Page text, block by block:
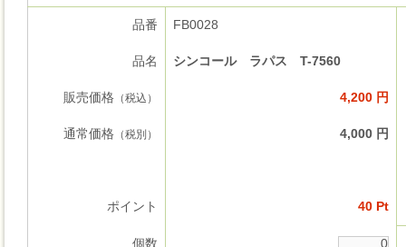
品番 FB0028
品名 シンコール ラパス T-7560
販売価格 （税込） 4,200 円
通常価格 （税別） 4,000 円
ポイント 40 Pt
個数